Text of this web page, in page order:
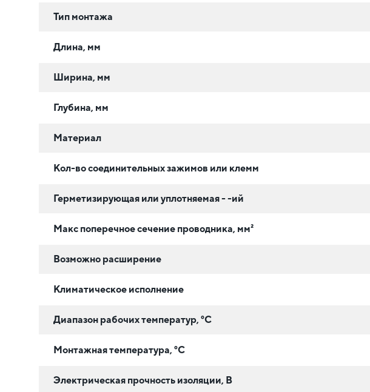
Тип монтажа
Длина, мм
Ширина, мм
Глубина, мм
Материал
Кол-во соединительных зажимов или клемм
Герметизирующая или уплотняемая - -ий
Макс поперечное сечение проводника, мм²
Возможно расширение
Климатическое исполнение
Диапазон рабочих температур, °C
Монтажная температура, °C
Электрическая прочность изоляции, В